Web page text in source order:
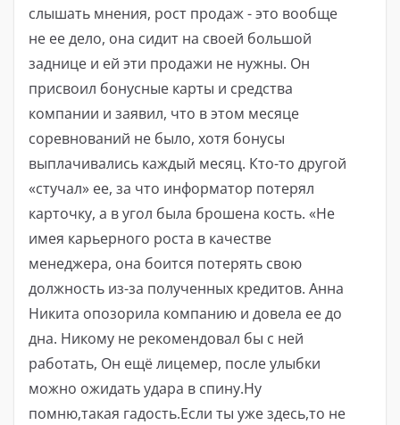
слышать мнения, рост продаж - это вообще
не ее дело, она сидит на своей большой
заднице и ей эти продажи не нужны. Он
присвоил бонусные карты и средства
компании и заявил, что в этом месяце
соревнований не было, хотя бонусы
выплачивались каждый месяц. Кто-то другой
«стучал» ее, за что информатор потерял
карточку, а в угол была брошена кость. «Не
имея карьерного роста в качестве
менеджера, она боится потерять свою
должность из-за полученных кредитов. Анна
Никита опозорила компанию и довела ее до
дна. Никому не рекомендовал бы с ней
работать, Он ещё лицемер, после улыбки
можно ожидать удара в спину.Ну
помню,такая гадость.Если ты уже здесь,то не